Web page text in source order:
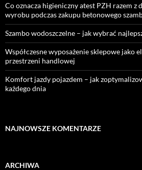
Co oznacza higieniczny atest PZH razem z
wyrobu podczas zakupu betonowego
Szambo wodoszczelne – jak wybrać
Współczesne wyposażenie sklepowe jako
przestrzeni handlowej
Komfort jazdy pojazdem – jak
każdego dnia
NAJNOWSZE KOMENTARZE
ARCHIWA